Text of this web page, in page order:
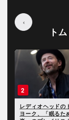
‹
ト
3
レディオヘッドの
ヨーク、元パート